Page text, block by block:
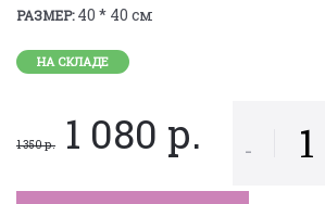
РАЗМЕР:40 * 40 см
НА СКЛАДЕ
1 350 р. 1 080 р. -